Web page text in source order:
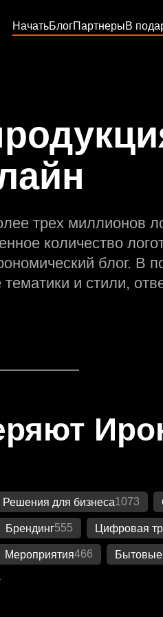
НачатьБлогПартнерыВ
трех миллионов
количество
блог. В
и стили,
Решения для бизнеса1073
Брендинг555 Цифровая
Мероприятия466 Бытовые